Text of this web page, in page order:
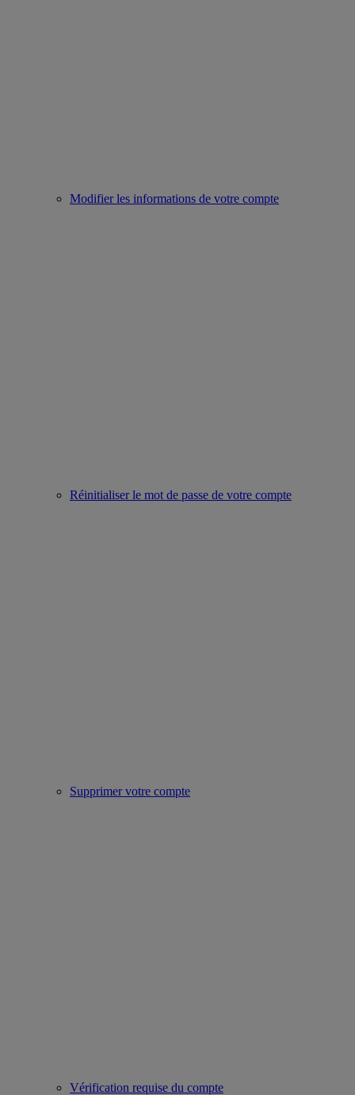
Modifier les informations de votre compte
Réinitialiser le mot de passe de votre compte
Supprimer votre compte
Vérification requise du compte